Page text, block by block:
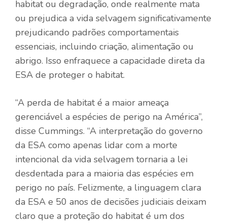
habitat ou degradação, onde realmente mata
ou prejudica a vida selvagem significativamente
prejudicando padrões comportamentais
essenciais, incluindo criação, alimentação ou
abrigo. Isso enfraquece a capacidade direta da
ESA de proteger o habitat.
“A perda de habitat é a maior ameaça
gerenciável a espécies de perigo na América”,
disse Cummings. “A interpretação do governo
da ESA como apenas lidar com a morte
intencional da vida selvagem tornaria a lei
desdentada para a maioria das espécies em
perigo no país. Felizmente, a linguagem clara
da ESA e 50 anos de decisões judiciais deixam
claro que a proteção do habitat é um dos